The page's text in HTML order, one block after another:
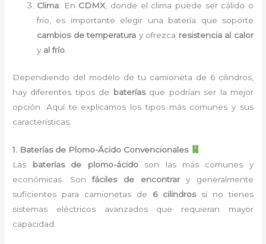
Clima: En CDMX , donde el clima puede ser cálido o
frío, es importante elegir una batería que soporte
cambios de temperatura y ofrezca resistencia al calor
y al frío
Dependiendo del modelo de tu camioneta de 6 cilindros,
hay diferentes tipos de bateríasque podrían ser la mejor
opción. Aquí te explicamos los tipos más comunes y sus
características.
1. Baterías de Plomo-Ácido Convencionales
Las baterías de plomo-ácidoson las más comunes y
económicas. Sonfáciles de encontrary generalmente
suficientes para camionetas de 6 cilindrossi no tienes
sistemas eléctricos avanzados que requieran mayor
capacidad.